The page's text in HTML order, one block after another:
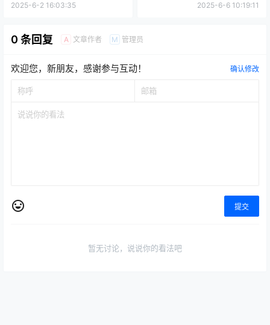
2025-6-2 16:03:35 2025-6-6 10:19:11
0 条回复 A 文章作者 M 管理员
欢迎您，新朋友，感谢参与互动！ 确认修改
提交
暂无讨论，说说你的看法吧